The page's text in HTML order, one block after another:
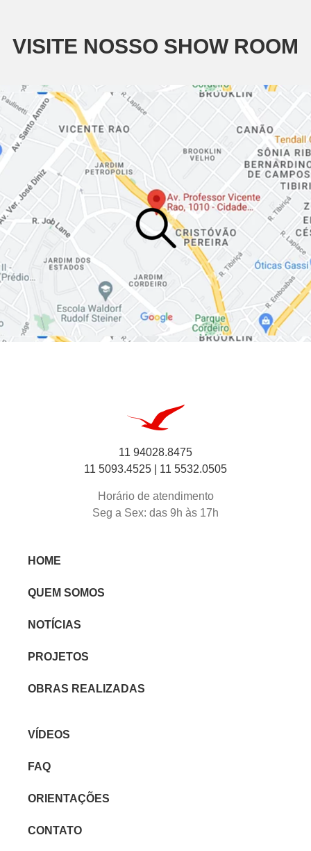
VISITE NOSSO SHOW ROOM
11 94028.8475
11 5093.4525 | 11 5532.0505
Horário de atendimento
Seg a Sex: das 9h às 17h
HOME
QUEM SOMOS
NOTÍCIAS
PROJETOS
OBRAS REALIZADAS
VÍDEOS
FAQ
ORIENTAÇÕES
CONTATO